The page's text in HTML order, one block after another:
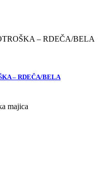
– RDEČA/BELA